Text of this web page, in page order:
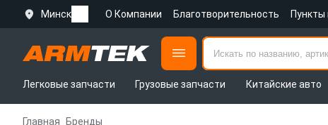
Минск О Компании Благотворительность
Легковые запчасти
Грузовые запчасти Китайские авто
Главная Бренды